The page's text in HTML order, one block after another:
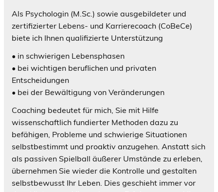
Als Psychologin (M.Sc.) sowie ausgebildeter und
zertifizierter Lebens- und Karrierecoach (CoBeCe)
biete ich Ihnen qualifizierte Unterstützung
• in schwierigen Lebensphasen
• bei wichtigen beruflichen und privaten
Entscheidungen
• bei der Bewältigung von Veränderungen
Coaching bedeutet für mich, Sie mit Hilfe
wissenschaftlich fundierter Methoden dazu zu
befähigen, Probleme und schwierige Situationen
selbstbestimmt und proaktiv anzugehen. Anstatt sich
als passiven Spielball äußerer Umstände zu erleben,
übernehmen Sie wieder die Kontrolle und gestalten
selbstbewusst Ihr Leben. Dies geschieht immer vor